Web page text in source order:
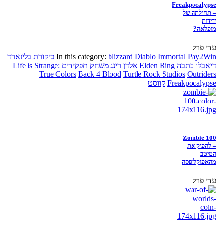
Freakpocalypse
– תחילתה של
ידידות
מופלאה?
עדי פרל
In this category: blizzard Diablo Immortal Pay2Win ביקורת בליזארד
דיאבלו כתבה Elden Ring אלדן רינג משחק תפקידים Life is Strange:
True Colors Back 4 Blood Turtle Rock Studios Outriders
Freakpocalypse קווסט
Zombie 100
– להפיק את
המיטב
מהאפוקליפסה
עדי פרל